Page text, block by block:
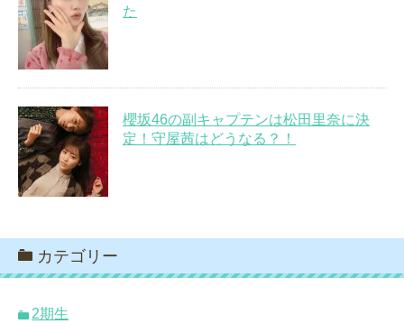
た
櫻坂46の副キャプテンは松田里奈に決
定！守屋茜はどうなる？！
カテゴリー
2期生